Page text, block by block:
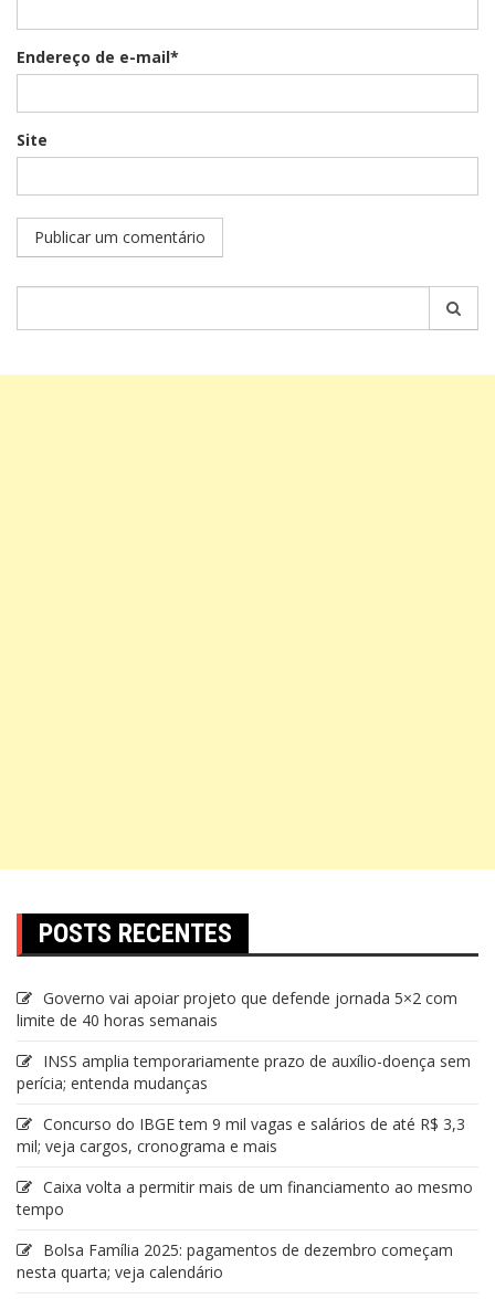
Endereço de e-mail*
Site
POSTS RECENTES
Governo vai apoiar projeto que defende jornada 5×2 com
limite de 40 horas semanais
INSS amplia temporariamente prazo de auxílio-doença sem
perícia; entenda mudanças
Concurso do IBGE tem 9 mil vagas e salários de até R$ 3,3
mil; veja cargos, cronograma e mais
Caixa volta a permitir mais de um financiamento ao mesmo
tempo
Bolsa Família 2025: pagamentos de dezembro começam
nesta quarta; veja calendário